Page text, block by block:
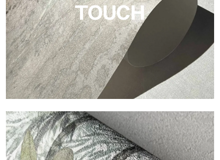
TOUCH
Touch
Oberfläche mit faseriger und unregelmäßiger Struktur und